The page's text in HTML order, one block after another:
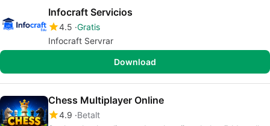
Infocraft Servicios
4.5 Gratis
Infocraft Servrar
Download
Chess Multiplayer Online
4.9 Betalt